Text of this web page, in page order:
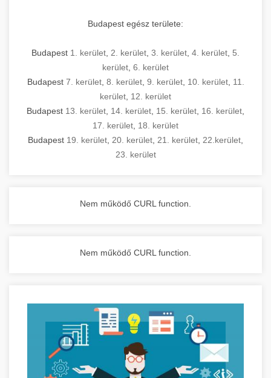
Budapest egész területe:
Budapest 1. kerület 2. kerület 3. kerület 4. kerület 5.
kerület 6. kerület
Budapest 7. kerület, 8. kerület, 9. kerület, 10. kerület, 11.
kerület 12. kerület
Budapest 13. kerület 14. kerület 15. kerület 16. kerület
17. kerület 18. kerület
Budapest 19. kerület 20. kerület 21. kerület 22.kerület
23. kerület
Nem működő CURL function.
Nem működő CURL function.